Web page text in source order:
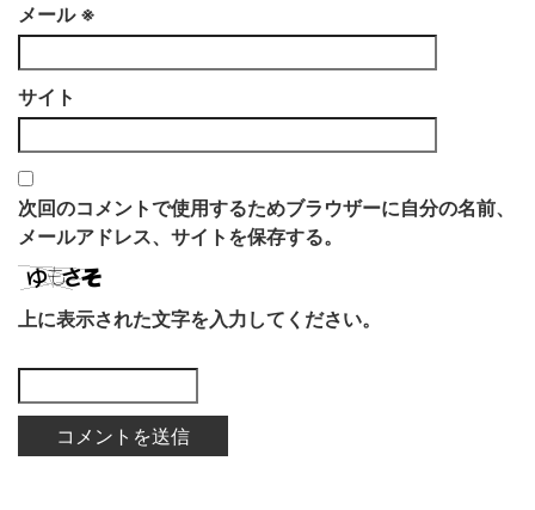
メール ※
サイト
次回のコメントで使用するためブラウザーに自分の名前、
メールアドレス、サイトを保存する。
上に表示された文字を入力してください。